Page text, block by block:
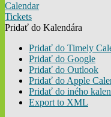
Calendar
Tickets
Pridať do Kalendára
Pridať do Timely
Pridať do Google
Pridať do Outlook
Pridať do Apple
Pridať do iného
Export to XML